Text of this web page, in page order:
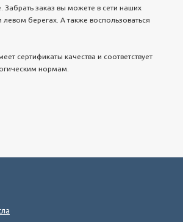
Забрать заказ вы можете в сети наших
берегах. А также воспользоваться
сертификаты качества и соответствует
нормам.